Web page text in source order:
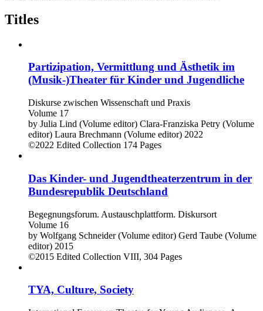
Titles
Partizipation, Vermittlung und Ästhetik im
(Musik-)Theater für Kinder und Jugendliche
Diskurse zwischen Wissenschaft und Praxis
Volume 17
by Julia Lind (Volume editor) Clara-Franziska Petry (Volume
editor) Laura Brechmann (Volume editor) 2022
©2022 Edited Collection 174 Pages
Das Kinder- und Jugendtheaterzentrum in der
Bundesrepublik Deutschland
Begegnungsforum. Austauschplattform. Diskursort
Volume 16
by Wolfgang Schneider (Volume editor) Gerd Taube (Volume
editor) 2015
©2015 Edited Collection VIII, 304 Pages
TYA, Culture, Society